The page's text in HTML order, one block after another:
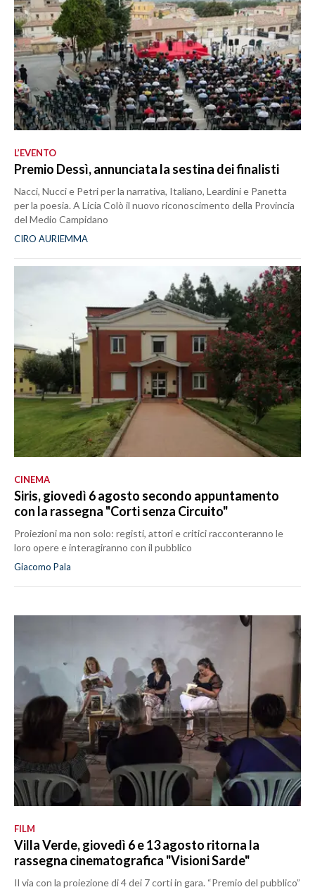
L’EVENTO
Premio Dessì, annunciata la sestina dei finalisti
Nacci, Nucci e Petri per la narrativa, Italiano, Leardini e Panetta
per la poesia. A Licia Colò il nuovo riconoscimento della Provincia
del Medio Campidano
CIRO AURIEMMA
CINEMA
Siris, giovedì 6 agosto secondo appuntamento
con la rassegna "Corti senza Circuito"
Proiezioni ma non solo: registi, attori e critici racconteranno le
loro opere e interagiranno con il pubblico
Giacomo Pala
FILM
Villa Verde, giovedì 6 e 13 agosto ritorna la
rassegna cinematografica "Visioni Sarde"
Il via con la proiezione di 4 dei 7 corti in gara. “Premio del pubblico”